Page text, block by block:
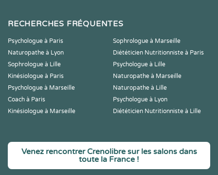
RECHERCHES FRÉQUENTES
Psychologue à Paris
Sophrologue à Marseille
Naturopathe à Lyon
Diététicien Nutritionniste à Paris
Sophrologue à Lille
Psychologue à Lille
Kinésiologue à Paris
Naturopathe à Marseille
Psychologue à Marseille
Naturopathe à Lille
Coach à Paris
Psychologue à Lyon
Kinésiologue à Marseille
Diététicien Nutritionniste à Lille
Venez rencontrer Crenolibre sur les salons dans
toute la France !